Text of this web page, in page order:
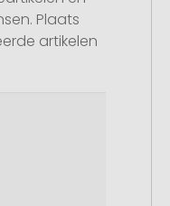
Plaats
artikelen